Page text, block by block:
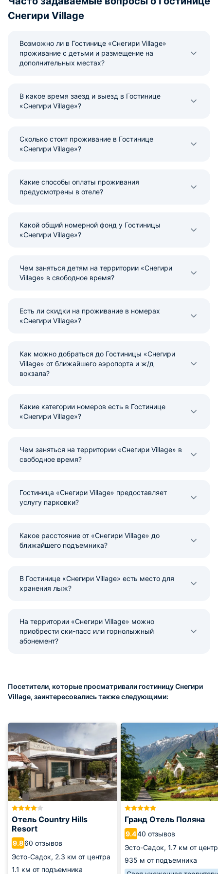
Снегири Village
Возможно ли в Гостинице «Снегири Village»
проживание с детьми и размещение на
дополнительных местах?
В какое время заезд и выезд в Гостинице
«Снегири Village»?
Сколько стоит проживание в Гостинице
«Снегири Village»?
Какие способы оплаты проживания
предусмотрены в отеле?
Какой общий номерной фонд у Гостиницы
«Снегири Village»?
Чем заняться детям на территории «Снегири
Village» в свободное время?
Есть ли скидки на проживание в номерах
«Снегири Village»?
Как можно добраться до Гостиницы «Снегири
Village» от ближайшего аэропорта и ж/д
вокзала?
Какие категории номеров есть в Гостинице
«Снегири Village»?
Чем заняться на территории «Снегири Village» в
свободное время?
Гостиница «Снегири Village» предоставляет
услугу парковки?
Какое расстояние от «Снегири Village» до
ближайшего подъемника?
В Гостинице «Снегири Village» есть место для
хранения лыж?
На территории «Снегири Village» можно
приобрести ски-пасс или горнолыжный
абонемент?
Посетители, которые просматривали гостиницу Снегири
Village, заинтересовались также следующими:
Отель Country Hills
Resort
9.860 отзывов
Эсто-Садок, 2.3 км от центра
1.1 км от подъемника
Гранд Отель Поляна
9.440 отзывов
Эсто-Садок, 1.7 км от
935 м от подъемника